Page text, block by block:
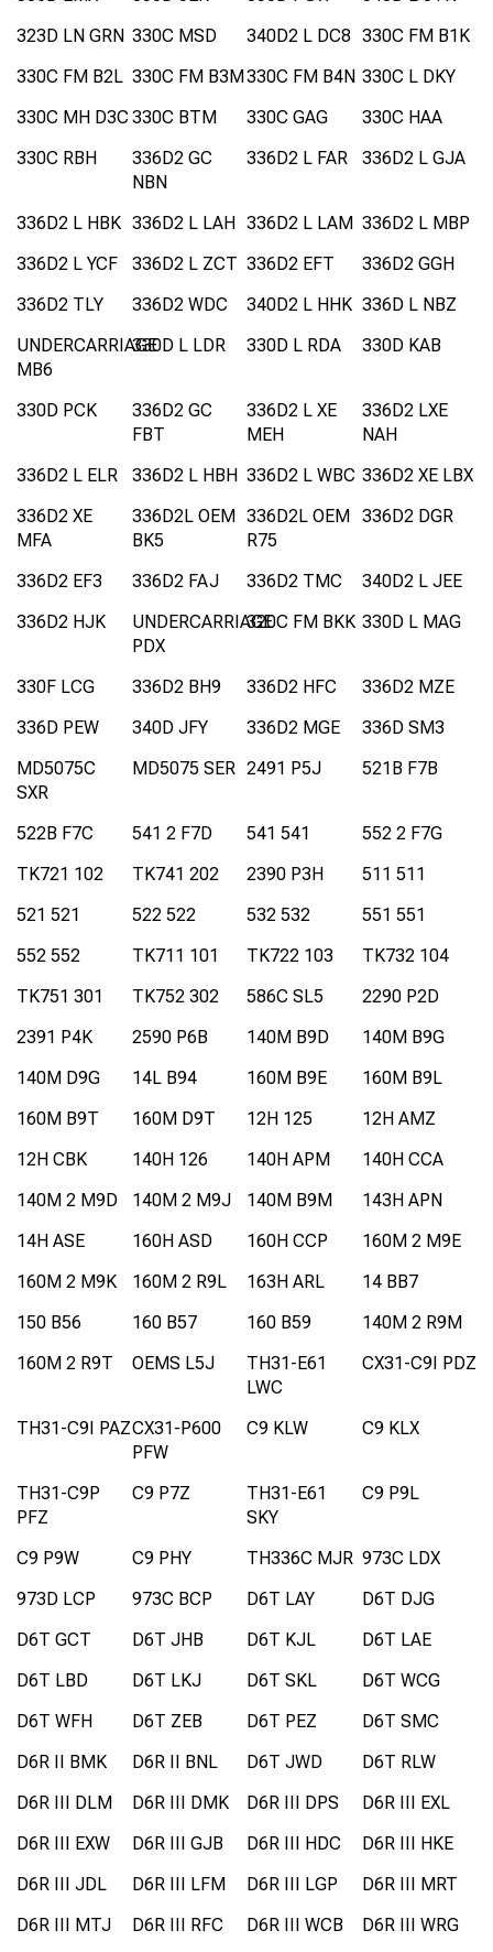
323D LN GRN 330C MSD 340D2 L DC8 330C FM B1K
330C FM B2L 330C FM B3M330C FM B4N 330C L DKY
330C MH D3C 330C BTM 330C GAG
330C HAA
330C RBH
336D2 GC
NBN
336D2 L FAR 336D2 L GJA
336D2 L HBK 336D2 L LAH 336D2 L LAM 336D2 L MBP
336D2 L YCF
336D2 L ZCT 336D2 EFT
336D2 GGH
336D2 TLY
336D2 WDC 340D2 L HHK 336D L NBZ
UNDERCARRIAGE
MB6
330D L LDR 330D L RDA 330D KAB
330D PCK
336D2 GC
FBT
336D2 L XE
MEH
336D2 LXE
NAH
336D2 L ELR
336D2 L HBH 336D2 L WBC 336D2 XE LBX
336D2 XE
MFA
336D2L OEM
BK5
336D2L OEM
R75
336D2 DGR
336D2 EF3 336D2 FAJ 336D2 TMC
340D2 L JEE
336D2 HJK
UNDERCARRIAGE
PDX
320C FM BKK 330D L MAG
330F LCG 336D2 BH9 336D2 HFC
336D2 MZE
336D PEW
340D JFY 336D2 MGE
336D SM3
MD5075C
SXR
MD5075 SER 2491 P5J 521B F7B
522B F7C 541 2 F7D 541 541
552 2 F7G
TK721 102
TK741 202 2390 P3H
511 511
521 521
522 522 532 532
551 551
552 552
TK711 101 TK722 103
TK732 104
TK751 301
TK752 302 586C SL5
2290 P2D
2391 P4K
2590 P6B 140M B9D
140M B9G
140M D9G
14L B94 160M B9E
160M B9L
160M B9T
160M D9T 12H 125
12H AMZ
12H CBK
140H 126 140H APM
140H CCA
140M 2 M9D
140M 2 M9J 140M B9M
143H APN
14H ASE
160H ASD 160H CCP
160M 2 M9E
160M 2 M9K
160M 2 R9L 163H ARL
14 BB7
150 B56
160 B57 160 B59
140M 2 R9M
160M 2 R9T
OEMS L5J
TH31-E61
LWC
CX31-C9I PDZ
TH31-C9I PAZCX31-P600
PFW
C9 KLW C9 KLX
TH31-C9P
PFZ
C9 P7Z
TH31-E61
SKY
C9 P9L
C9 P9W C9 PHY TH336C MJR 973C LDX
973D LCP
973C BCP D6T LAY
D6T DJG
D6T GCT
D6T JHB D6T KJL
D6T LAE
D6T LBD
D6T LKJ D6T SKL
D6T WCG
D6T WFH
D6T ZEB D6T PEZ
D6T SMC
D6R II BMK
D6R II BNL D6T JWD
D6T RLW
D6R III DLM
D6R III DMK D6R III DPS
D6R III EXL
D6R III EXW
D6R III GJB D6R III HDC
D6R III HKE
D6R III JDL
D6R III LFM D6R III LGP
D6R III MRT
D6R III MTJ
D6R III RFC D6R III WCB D6R III WRG